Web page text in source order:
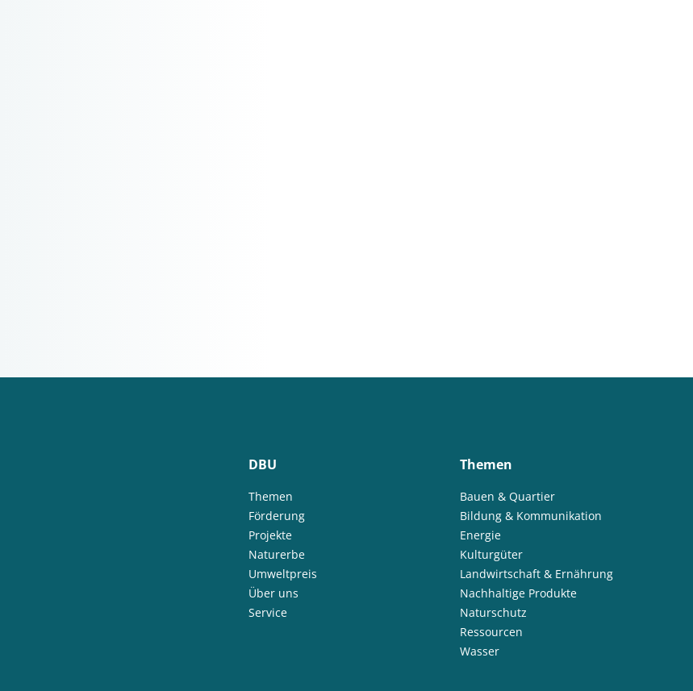
DBU
Themen
Förderung
Projekte
Naturerbe
Umweltpreis
Über uns
Service
Themen
Bauen & Quartier
Bildung & Kommunikation
Energie
Kulturgüter
Landwirtschaft & Ernährung
Nachhaltige Produkte
Naturschutz
Ressourcen
Wasser